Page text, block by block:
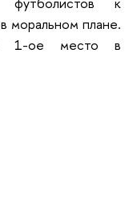
моральном плане.
1-ое место в